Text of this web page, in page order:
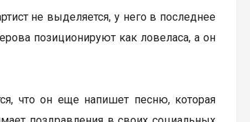
не выделяется, у него в последнее
позиционируют как ловеласа, а он
что он еще напишет песню, которая